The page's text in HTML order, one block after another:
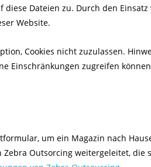
Dateien zu. Durch den
Website.
Cookies nicht zuzulassen.
Einschränkungen zugreifen
um ein Magazin nach
Outsorcing weitergeleitet, die